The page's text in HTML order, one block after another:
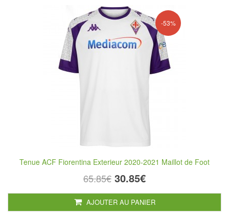
-53%
Tenue ACF Fiorentina Exterieur 2020-2021 Maillot de Foot
65.85€ 30.85€
AJOUTER AU PANIER